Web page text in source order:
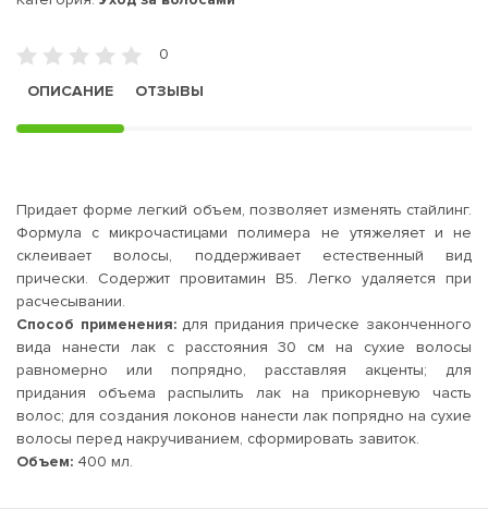
0
ОПИСАНИЕ
ОТЗЫВЫ
Придает форме легкий объем, позволяет изменять стайлинг.
Формула с микрочастицами полимера не утяжеляет и не
склеивает волосы, поддерживает естественный вид
прически. Содержит провитамин В5. Легко удаляется при
расчесывании.
Способ применения:для придания прическе законченного
вида нанести лак с расстояния 30 см на сухие волосы
равномерно или попрядно, расставляя акценты; для
придания объема распылить лак на прикорневую часть
волос; для создания локонов нанести лак попрядно на сухие
волосы перед накручиванием, сформировать завиток.
Объем: 400 мл.